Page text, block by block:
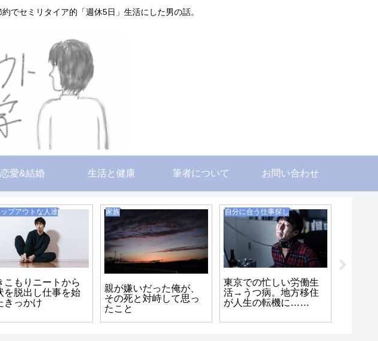
でセミリタイア的「週休5日」生活にした男の話。
恋愛&結婚 生活と健康 筆者について お問い合わせ
ップアウトな人達
こもりニートから
を脱出し仕事を始
きっかけ
家族
親が嫌いだった俺が、
その死と対峙して思っ
たこと
自分に合う仕事探し
東京での忙しい労働生
活→うつ病。地方移住
が人生の転機に……